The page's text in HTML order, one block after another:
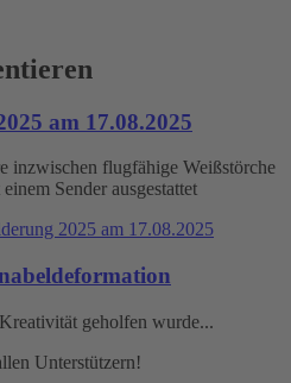
am 17.08.2025
inzwischen flugfähige Weißstörche
Sender ausgestattet
2025 am 17.08.2025
geholfen wurde...
Unterstützern!